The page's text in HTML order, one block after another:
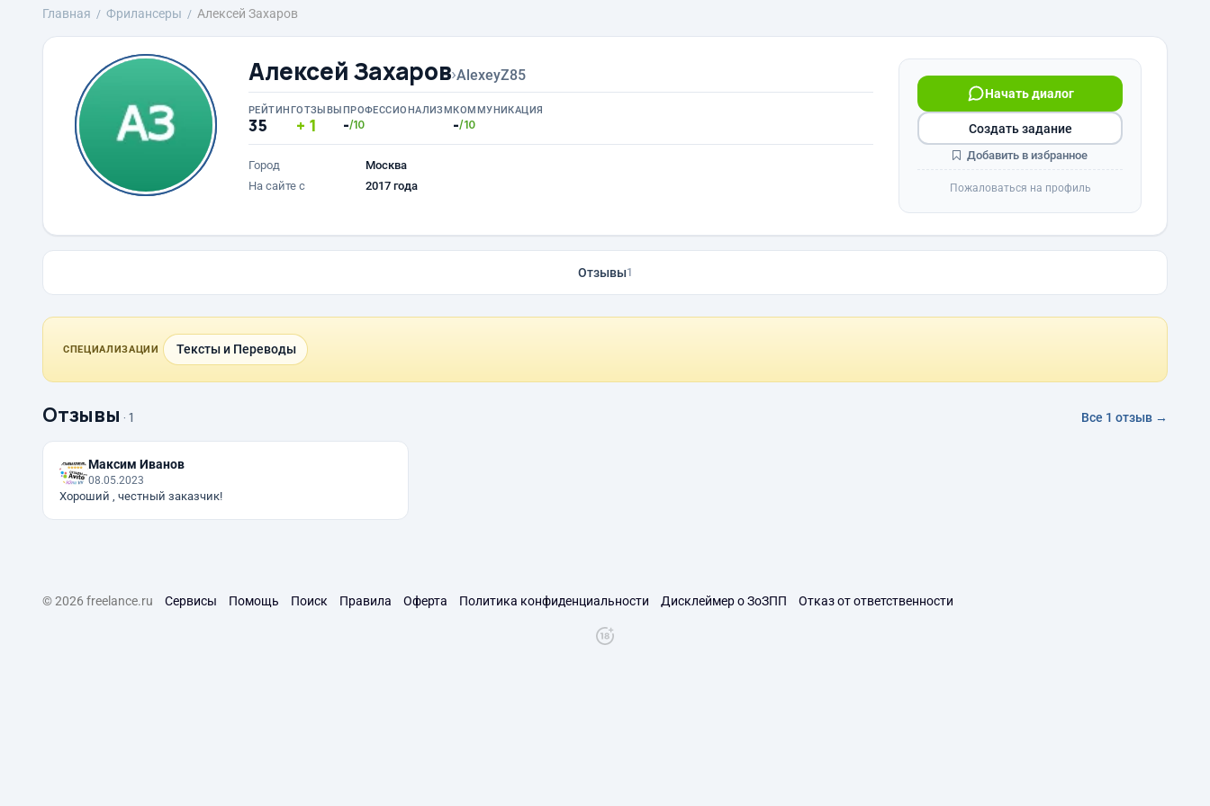
Главная Фрилансеры Алексей Захаров
Алексей Захаров›AlexeyZ85
РЕЙТИНГ
35
ОТЗЫВЫ
1
ПРОФЕССИОНАЛИЗМ
-/10
КОММУНИКАЦИЯ
-/10
Город
Москва
На сайте с
2017 года
Начать диалог
Создать задание
Добавить в избранное
Пожаловаться на профиль
Отзывы1
СПЕЦИАЛИЗАЦИИ Тексты и Переводы
Отзывы · 1 Все 1 отзыв →
Максим Иванов
08.05.2023
Хороший , честный заказчик!
© 2026 freelance.ru Сервисы Помощь Поиск Правила Оферта Политика конфиденциальности Дисклеймер о ЗоЗПП Отказ от ответственности